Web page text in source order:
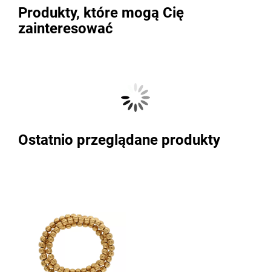
Produkty, które mogą Cię
zainteresować
Ostatnio przeglądane produkty